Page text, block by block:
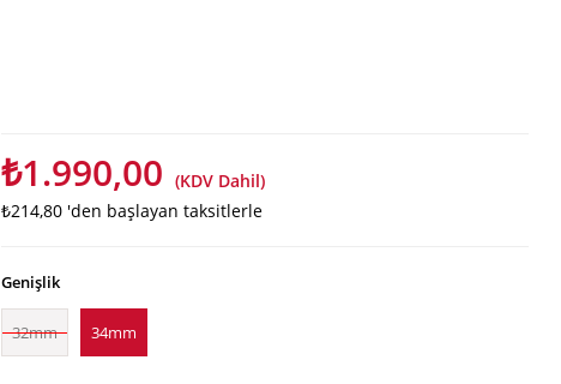
₺1.990,00 (KDV Dahil)
₺214,80 'den başlayan taksitlerle
Genişlik
32mm 34mm